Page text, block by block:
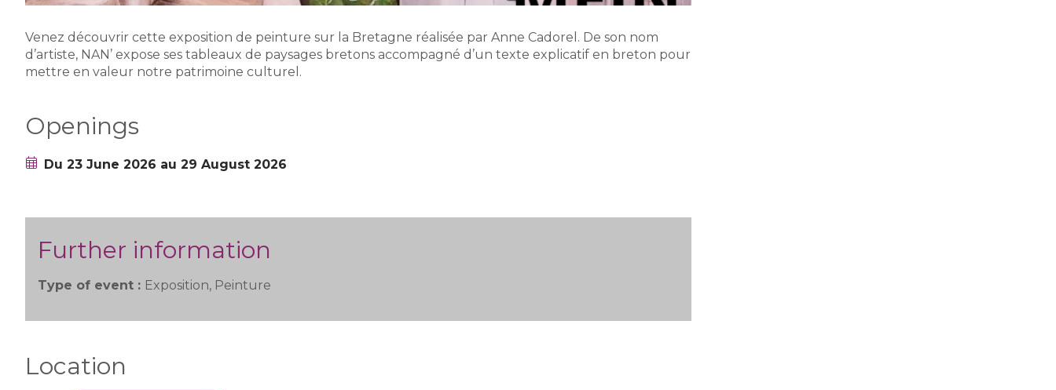
Venez découvrir cette exposition de peinture sur la Bretagne réalisée par Anne Cadorel. De son nom
d’artiste, NAN’ expose ses tableaux de paysages bretons accompagné d’un texte explicatif en breton pour
mettre en valeur notre patrimoine culturel.
Openings
Du 23 June 2026 au 29 August 2026
Further information
Type of event : Exposition, Peinture
Location